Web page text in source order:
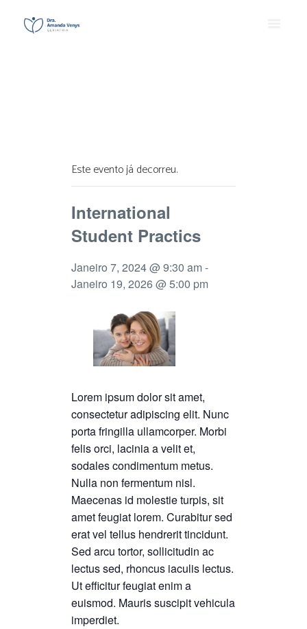
Este evento já decorreu.
International
Student Practics
Janeiro 7, 2024 @ 9:30 am-
Janeiro 19, 2026 @ 5:00 pm
Lorem ipsum dolor sit amet,
consectetur adipiscing elit. Nunc
porta fringilla ullamcorper. Morbi
felis orci, lacinia a velit et,
sodales condimentum metus.
Nulla non fermentum nisl.
Maecenas id molestie turpis, sit
amet feugiat lorem. Curabitur sed
erat vel tellus hendrerit tincidunt.
Sed arcu tortor, sollicitudin ac
lectus sed, rhoncus iaculis lectus.
Ut efficitur feugiat enim a
euismod. Mauris suscipit vehicula
imperdiet.